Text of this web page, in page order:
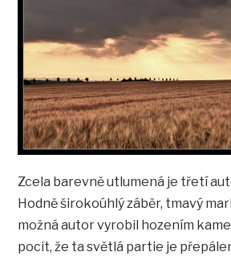
Zcela barevně utlumená je třetí
Hodně širokoúhlý záběr, tmavý
možná autor vyrobil hozením
pocit, že ta světlá partie je